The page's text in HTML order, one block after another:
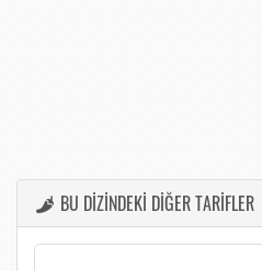
BU DİZİNDEKİ DİĞER TARİFLER